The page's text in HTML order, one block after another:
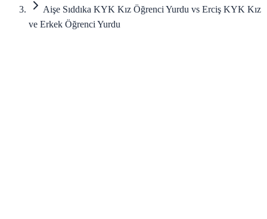
Aişe Sıddıka KYK Kız Öğrenci Yurdu vs Erciş KYK Kız
ve Erkek Öğrenci Yurdu